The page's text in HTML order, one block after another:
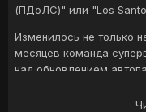
автопарк, который
благодаря скриптовой
погружения в игровой
Теперь немного
(ПДоЛС)" или "Los
Изменилось не только
месяцев команда
над обновлением
новых уникальных